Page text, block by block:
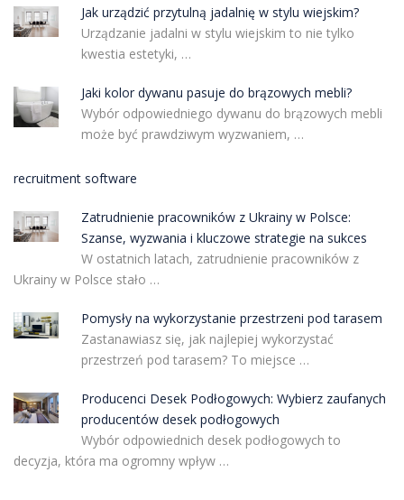
Jak urządzić przytulną jadalnię w stylu wiejskim?
Urządzanie jadalni w stylu wiejskim to nie tylko
kwestia estetyki, …
Jaki kolor dywanu pasuje do brązowych mebli?
Wybór odpowiedniego dywanu do brązowych mebli
może być prawdziwym wyzwaniem, …
recruitment software
Zatrudnienie pracowników z Ukrainy w Polsce:
Szanse, wyzwania i kluczowe strategie na sukces
W ostatnich latach, zatrudnienie pracowników z
Ukrainy w Polsce stało …
Pomysły na wykorzystanie przestrzeni pod tarasem
Zastanawiasz się, jak najlepiej wykorzystać
przestrzeń pod tarasem? To miejsce …
Producenci Desek Podłogowych: Wybierz zaufanych
producentów desek podłogowych
Wybór odpowiednich desek podłogowych to
decyzja, która ma ogromny wpływ …